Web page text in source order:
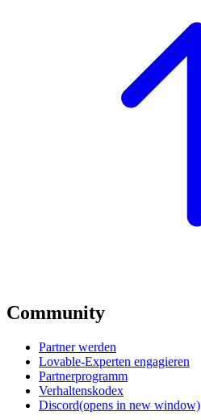
Community
Partner werden
Lovable-Experten engagieren
Partnerprogramm
Verhaltenskodex
Discord(opens in new window)